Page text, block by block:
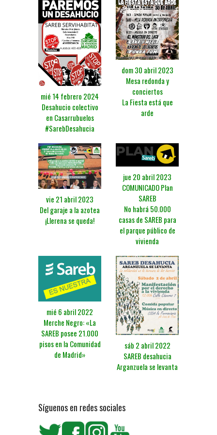
mié 14 febrero 2024
Desahucio colectivo
en Casarrubuelos
#SarebDesahucia
dom 30 abril 2023
Mesa redonda y
conciertos
La Fiesta está que
arde
vie 21 abril 2023
Del garaje a la azotea
¡Llerena se queda!
jue 20 abril 2023
COMUNICADO Plan
SAREB
No habrá 50.000
casas de SAREB para
el parque público de
vivienda
mié 6 abril 2022
Merche Negro: «La
SAREB posee 21.000
pisos en la Comunidad
de Madrid»
sáb 2 abril 2022
SAREB desahucia
Arganzuela se levanta
Síguenos en redes sociales